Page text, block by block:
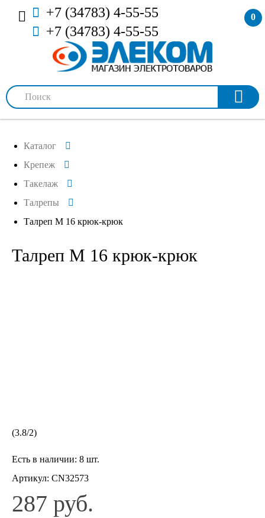
+7 (34783) 4-55-55
+7 (34783) 4-55-55
0
Каталог
Крепеж
Такелаж
Талрепы
Талреп М 16 крюк-крюк
Талреп М 16 крюк-крюк
(3.8/2)
Есть в наличии: 8 шт.
Артикул: CN32573
287 руб.